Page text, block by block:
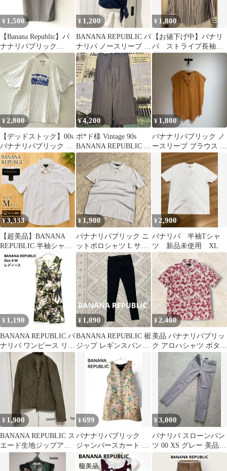
¥ 1,500
【Banana Republic】バ
ナナリパブリック
2WAYタンクトップキ
¥ 1,200
BANANA REPUBLIC バ
ナリパ ノースリーブ ト
ップス ネイビー S
¥ 1,800
【お値下げ中】バナリ
パ ストライプ長袖シ
ャツ
¥2,800
【デッドストック】00s
バナナリパブリック ハ
ワイ限定 Tシャツ 白 M
¥4,200
ポ*ド様 Vintage 90s
BANANA REPUBLIC ス
ラックス ワ
¥ 1,800
バナナリパブリック ノ
ースリーブ ブラウス マ
スタード
¥3,333
【超美品】BANANA
REPUBLIC 半袖シャツ
Mサイズ
¥ 1,900
バナナリパブリック ニ
ットポロシャツ L サッ
クスブルー コットン レ
ーヨン
¥ 2,900
バナリパ 半袖Tシャ
ツ 新品未使用 XL
¥ 1,190
BANANA REPUBLIC バ
ナリパ ワンピース リネ
ン M グリーン
¥1,090
BANANA REPUBLIC 裾
ジップ レギンスパンツ
¥2,400
美品 バナナリパブリッ
ク アロハシャツ ボタニ
カル柄 メンズL スリラ
¥ 1,900
BANANA REPUBLIC ス
エード生地ジップアウ
¥699
バナナリパブリック
ジャンパースカート ワ
ンピース ノースリーブ
花柄刺繍
¥3,000
バナリパ スローンパン
ツ 00 XS グレー 美品
人気 定番